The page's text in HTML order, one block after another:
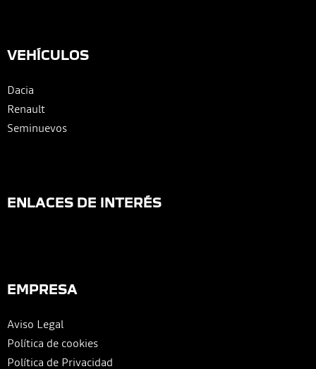
VEHÍCULOS
Dacia
Renault
Seminuevos
ENLACES DE INTERÉS
EMPRESA
Aviso Legal
Política de cookies
Política de Privacidad